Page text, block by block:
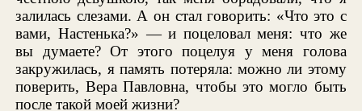
залилась слезами. А он стал говорить: «Что это с
вами, Настенька?» — и поцеловал меня: что же
вы думаете? От этого поцелуя у меня голова
закружилась, я память потеряла: можно ли этому
поверить, Вера Павловна, чтобы это могло быть
после такой моей жизни?